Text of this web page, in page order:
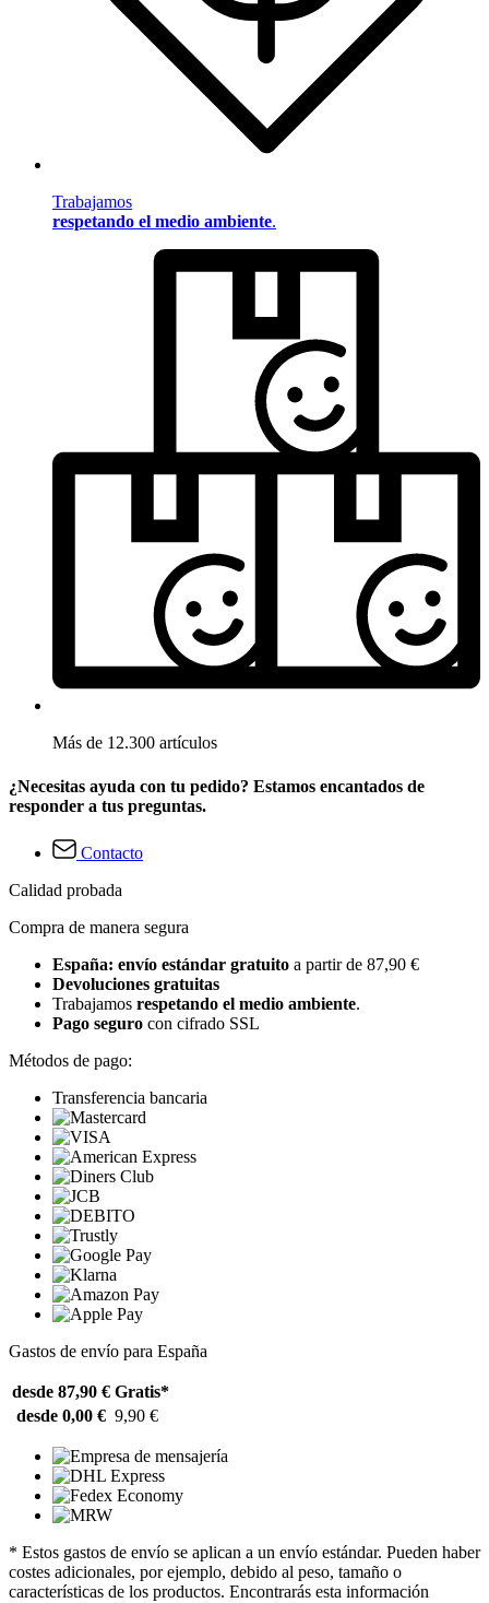
Trabajamos
respetando el medio ambiente.
Más de 12.300 artículos
¿Necesitas ayuda con tu pedido? Estamos encantados de
responder a tus preguntas.
Contacto
Calidad probada
Compra de manera segura
España: envío estándar gratuito a partir de 87,90 €
Devoluciones gratuitas
Trabajamos respetando el medio ambiente.
Pago seguro con cifrado SSL
Métodos de pago:
Transferencia bancaria
Gastos de envío para España
desde 87,90 € Gratis*
desde 0,00 € 9,90 €
* Estos gastos de envío se aplican a un envío estándar. Pueden haber
costes adicionales, por ejemplo, debido al peso, tamaño o
características de los productos. Encontrarás esta información